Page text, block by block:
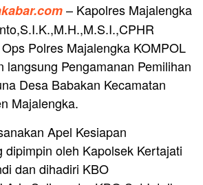
– Kapolres Majalengka
Polres Majalengka KOMPOL
langsung Pengamanan Pemilihan
Desa Babakan Kecamatan
Majalengka.
Apel Kesiapan
dipimpin oleh Kapolsek Kertajati
dan dihadiri KBO